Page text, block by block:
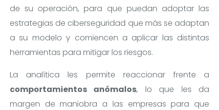
de su operación, para que puedan adoptar las
estrategias de ciberseguridad que más se adaptan
a su modelo y comiencen a aplicar las distintas
herramientas para mitigar los riesgos.
La analítica les permite reaccionar frente a
comportamientos anómalos, lo que les da
margen de maniobra a las empresas para que